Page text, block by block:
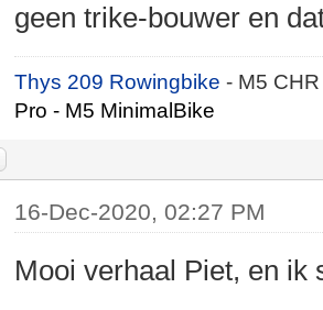
geen trike-bouwer en
Thys 209 Rowingbike- M5
Pro - M5 MinimalBike
16-Dec-2020, 02:27 PM
Mooi verhaal Piet, en ik